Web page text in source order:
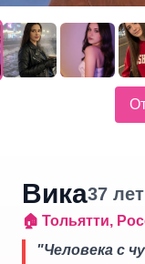
Вика37 лет
🏠 Тольятти,
"Человека с